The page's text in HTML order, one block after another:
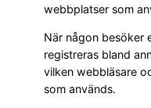
webbplatser som
När någon besöker
registreras bland
vilken webbläsare
som används.